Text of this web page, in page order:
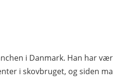
i Danmark. Han har
i skovbruget, og siden